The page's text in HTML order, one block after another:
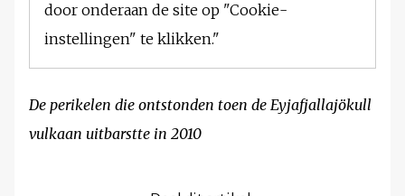
door onderaan de site op "Cookie-
instellingen" te klikken."
De perikelen die ontstonden toen de Eyjafjallajökull
vulkaan uitbarstte in 2010